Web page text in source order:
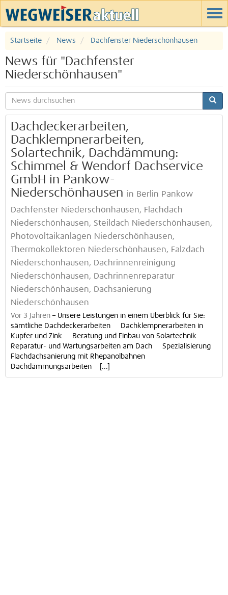
Startseite News Dachfenster Niederschönhausen
News für "Dachfenster
Niederschönhausen"
Dachdeckerarbeiten,
Dachklempnerarbeiten,
Solartechnik, Dachdämmung:
Schimmel & Wendorf Dachservice
GmbH in Pankow-
Niederschönhausen in Berlin Pankow
Dachfenster Niederschönhausen, Flachdach
Niederschönhausen, Steildach Niederschönhausen,
Photovoltaikanlagen Niederschönhausen,
Thermokollektoren Niederschönhausen, Falzdach
Niederschönhausen, Dachrinnenreinigung
Niederschönhausen, Dachrinnenreparatur
Niederschönhausen, Dachsanierung
Niederschönhausen
Vor 3 Jahren – Unsere Leistungen in einem Überblick für Sie:
sämtliche Dachdeckerarbeiten Dachklempnerarbeiten in
Kupfer und Zink Beratung und Einbau von Solartechnik
Reparatur- und Wartungsarbeiten am Dach Spezialisierung
Flachdachsanierung mit Rhepanolbahnen
Dachdämmungsarbeiten [...]